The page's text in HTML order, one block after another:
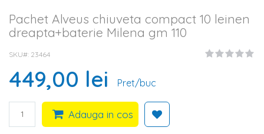
beginning
of
the
gallery
Pachet Alveus chiuveta compact 10 leinen
dreapta+baterie Milena gm 110
SKU# 23464
449,00 lei Pret/buc
Adauga in cos